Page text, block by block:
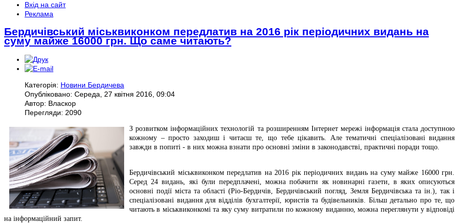
Вхід на сайт
Реклама
Бердичівський міськвиконком передлатив на 2016 рік періодичних видань на
суму майже 16000 грн. Що саме читають?
Категорія: Новини Бердичева
Опубліковано: Середа, 27 квітня 2016, 09:04
Автор: Власкор
Перегляди: 2090
З розвитком інформаційних технологій та розширенням Інтернет мережі інформація стала доступною
кожному – просто заходиш і читаєш те, що тебе цікавить. Але тематичні спеціалізовані видання
завжди в попиті - в них можна взнати про основні зміни в законодавстві, практичні поради тощо.
Бердичівський міськвиконком передлатив на 2016 рік періодичних видань на суму майже 16000 грн.
Серед 24 видань, які були передплачені, можна побачити як новинарні газети, в яких описуються
основні події міста та області (Ріо-Бердичів, Бердичівський погляд, Земля Бердичівська та ін.), так і
спеціалізовані видання для відділів бухгалтерії, юристів та будівельників. Більш детально про те, що
читають в міськвиконкомі та яку суму витратили по кожному виданню, можна переглянути у відповіді
на інформаційний запит.